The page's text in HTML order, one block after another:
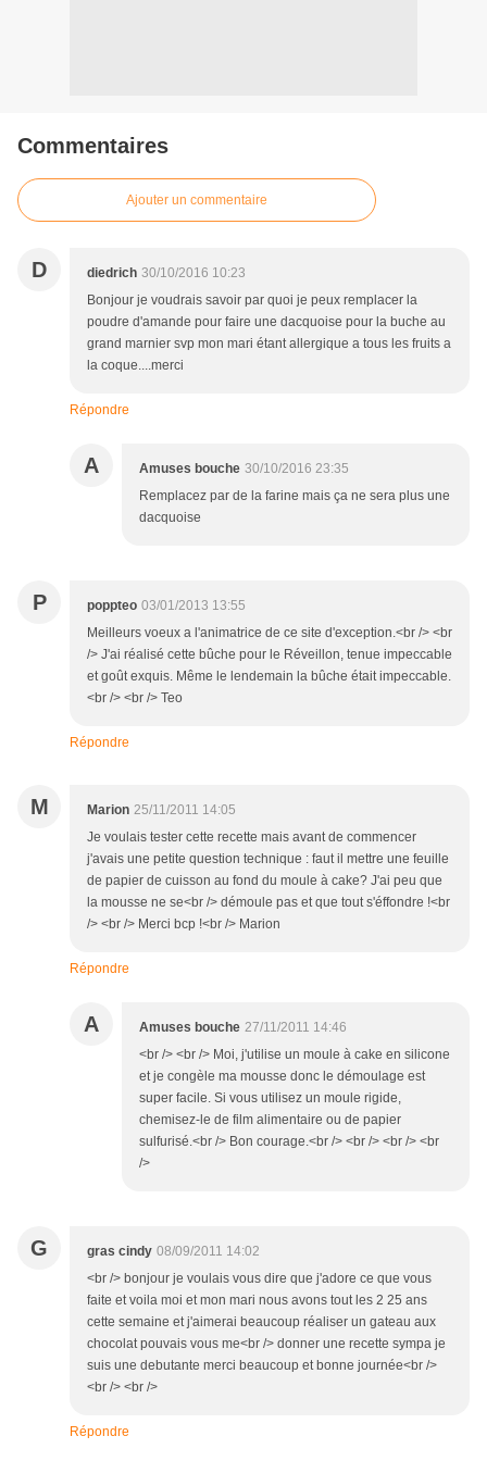
Commentaires
Ajouter un commentaire
D diedrich 30/10/2016 10:23
Bonjour je voudrais savoir par quoi je peux remplacer la
poudre d'amande pour faire une dacquoise pour la buche au
grand marnier svp mon mari étant allergique a tous les fruits a
la coque....merci
Répondre
A Amuses bouche 30/10/2016 23:35
Remplacez par de la farine mais ça ne sera plus une
dacquoise
P poppteo 03/01/2013 13:55
Meilleurs voeux a l'animatrice de ce site d'exception.<br /> <br
/> J'ai réalisé cette bûche pour le Réveillon, tenue impeccable
et goût exquis. Même le lendemain la bûche était impeccable.
<br /> <br /> Teo
Répondre
M Marion 25/11/2011 14:05
Je voulais tester cette recette mais avant de commencer
j'avais une petite question technique : faut il mettre une feuille
de papier de cuisson au fond du moule à cake? J'ai peu que
la mousse ne se<br /> démoule pas et que tout s'éffondre !<br
/> <br /> Merci bcp !<br /> Marion
Répondre
A Amuses bouche 27/11/2011 14:46
<br /> <br /> Moi, j'utilise un moule à cake en silicone
et je congèle ma mousse donc le démoulage est
super facile. Si vous utilisez un moule rigide,
chemisez-le de film alimentaire ou de papier
sulfurisé.<br /> Bon courage.<br /> <br /> <br /> <br
/>
G gras cindy 08/09/2011 14:02
<br /> bonjour je voulais vous dire que j'adore ce que vous
faite et voila moi et mon mari nous avons tout les 2 25 ans
cette semaine et j'aimerai beaucoup réaliser un gateau aux
chocolat pouvais vous me<br /> donner une recette sympa je
suis une debutante merci beaucoup et bonne journée<br />
<br /> <br />
Répondre